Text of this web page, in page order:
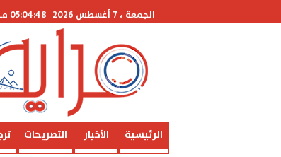
الجمعة ، 7 أغسطس 2026 05:04:48 مـ
الرئيسية الأخبار التصريحات